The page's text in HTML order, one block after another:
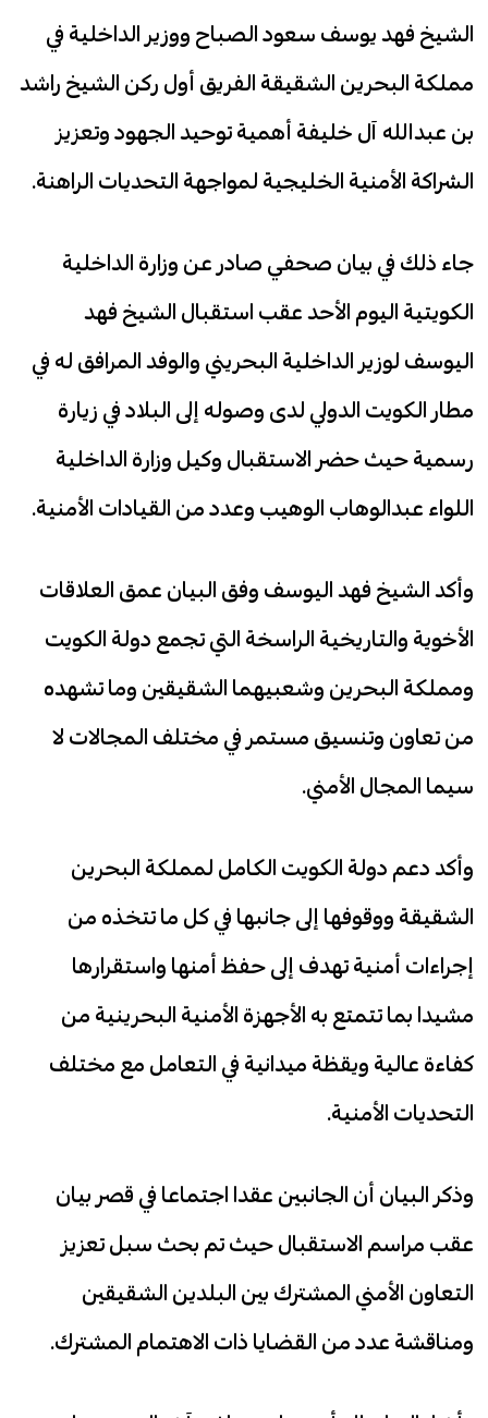
الشيخ فهد يوسف سعود الصباح ووزير الداخلية في
مملكة البحرين الشقيقة الفريق أول ركن الشيخ راشد
بن عبدالله آل خليفة أهمية توحيد الجهود وتعزيز
الشراكة الأمنية الخليجية لمواجهة التحديات الراهنة.
جاء ذلك في بيان صحفي صادر عن وزارة الداخلية
الكويتية اليوم الأحد عقب استقبال الشيخ فهد
اليوسف لوزير الداخلية البحريني والوفد المرافق له في
مطار الكويت الدولي لدى وصوله إلى البلاد في زيارة
رسمية حيث حضر الاستقبال وكيل وزارة الداخلية
اللواء عبدالوهاب الوهيب وعدد من القيادات الأمنية.
وأكد الشيخ فهد اليوسف وفق البيان عمق العلاقات
الأخوية والتاريخية الراسخة التي تجمع دولة الكويت
ومملكة البحرين وشعبيهما الشقيقين وما تشهده
من تعاون وتنسيق مستمر في مختلف المجالات لا
سيما المجال الأمني.
وأكد دعم دولة الكويت الكامل لمملكة البحرين
الشقيقة ووقوفها إلى جانبها في كل ما تتخذه من
إجراءات أمنية تهدف إلى حفظ أمنها واستقرارها
مشيدا بما تتمتع به الأجهزة الأمنية البحرينية من
كفاءة عالية ويقظة ميدانية في التعامل مع مختلف
التحديات الأمنية.
وذكر البيان أن الجانبين عقدا اجتماعا في قصر بيان
عقب مراسم الاستقبال حيث تم بحث سبل تعزيز
التعاون الأمني المشترك بين البلدين الشقيقين
ومناقشة عدد من القضايا ذات الاهتمام المشترك.